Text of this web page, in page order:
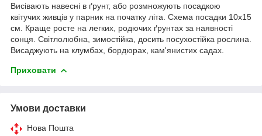
Висівають навесні в ґрунт, або розмножують посадкою
квітучих живців у парник на початку літа. Схема посадки 10х15
см. Краще росте на легких, родючих ґрунтах за наявності
сонця. Світлолюбна, зимостійка, досить посухостійка рослина.
Висаджують на клумбах, бордюрах, кам'янистих садах.
Приховати
Умови доставки
Нова Пошта